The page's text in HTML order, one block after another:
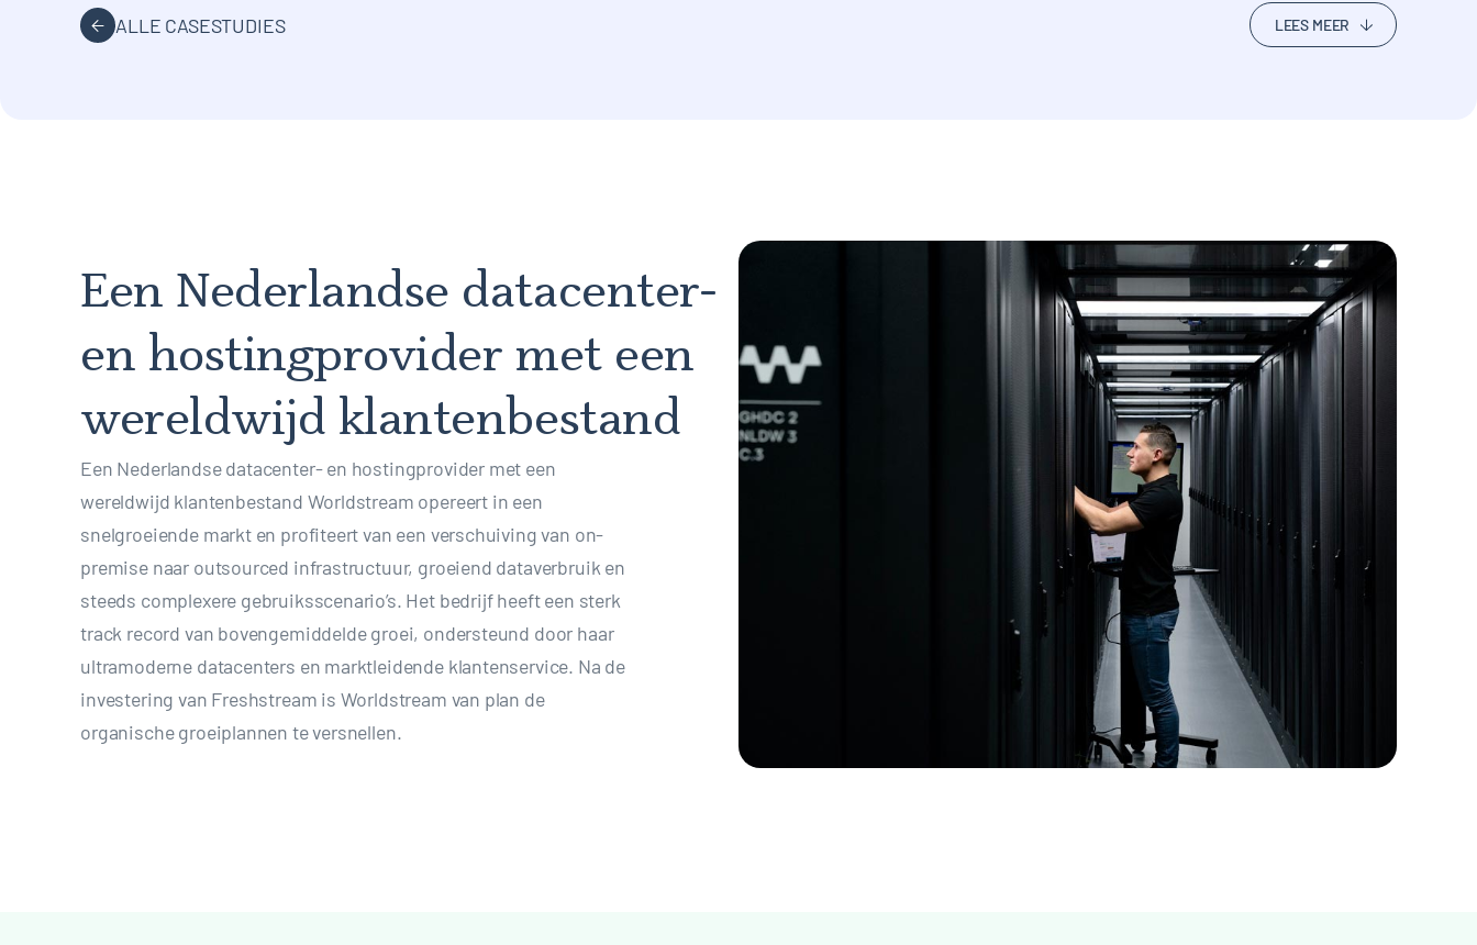
ALLE CASESTUDIES LEES MEER
Een Nederlandse datacenter-
en hostingprovider met een
wereldwijd klantenbestand
Een Nederlandse datacenter- en hostingprovider met een
wereldwijd klantenbestand Worldstream opereert in een
snelgroeiende markt en profiteert van een verschuiving van on-
premise naar outsourced infrastructuur, groeiend dataverbruik en
steeds complexere gebruiksscenario’s. Het bedrijf heeft een sterk
track record van bovengemiddelde groei, ondersteund door haar
ultramoderne datacenters en marktleidende klantenservice. Na de
investering van Freshstream is Worldstream van plan de
organische groeiplannen te versnellen.